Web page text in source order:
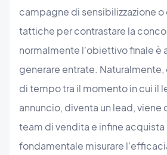
campagne di sensibilizzazione
tattiche per contrastare la
normalmente l'obiettivo finale è
generare entrate. Naturalmente,
di tempo tra il momento in cui il
annuncio, diventa un lead,
team di vendita e infine
fondamentale misurare